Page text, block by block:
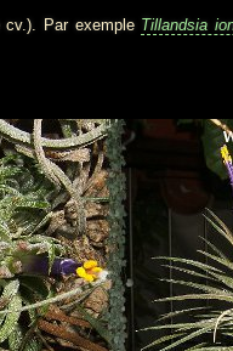
Par exemple Tillandsia